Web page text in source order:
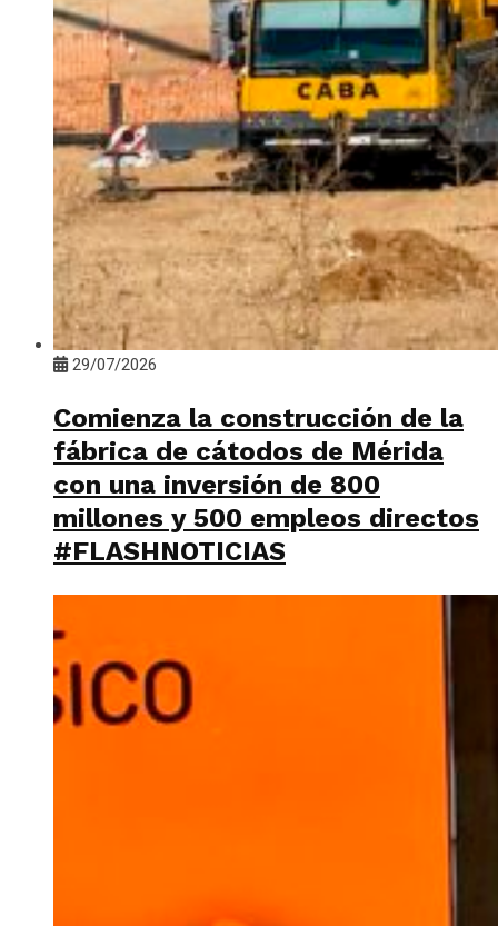
29/07/2026
Comienza la construcción de la
fábrica de cátodos de Mérida
con una inversión de 800
millones y 500 empleos directos
#FLASHNOTICIAS